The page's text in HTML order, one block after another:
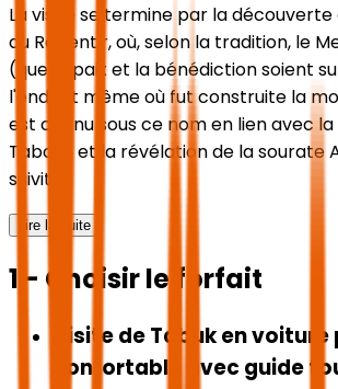
La visite se termine par la découverte
du Repentir, où, selon la tradition, le
(que la paix et la bénédiction soient
l'endroit même où fut construite la
est connu sous ce nom en lien avec
Tabouk et la révélation de la sourate
suivit.
Lire la suite
1 - Choisir le forfait
Visite de Tabuk en
confortable avec guide